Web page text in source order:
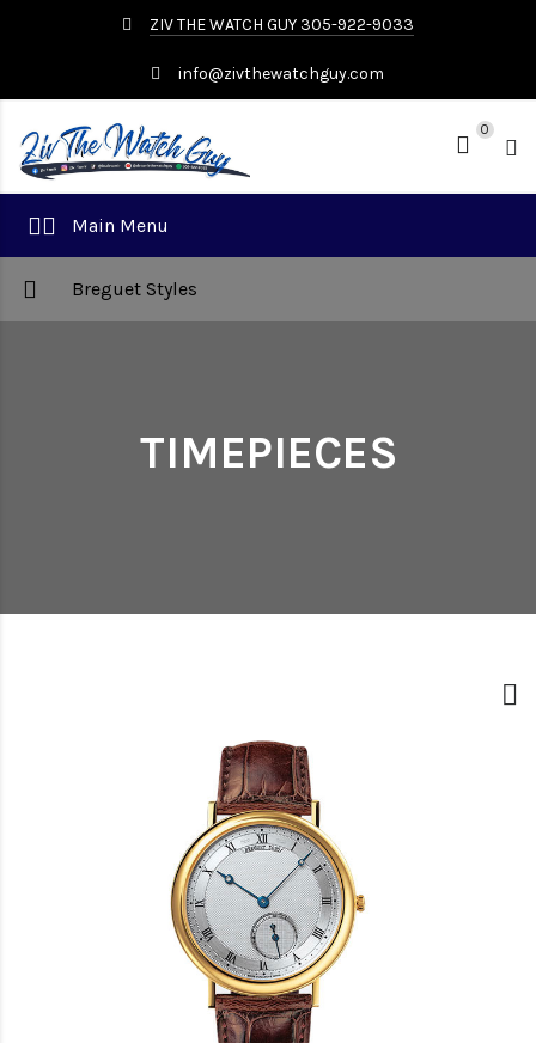
ZIV THE WATCH GUY 305-922-9033
info@zivthewatchguy.com
0
Main Menu
Breguet Styles
TIMEPIECES